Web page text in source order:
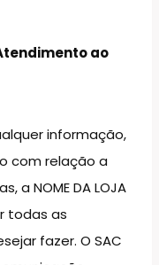
ao
informação,
com relação a
a NOME DA LOJA
todas as
fazer. O SAC